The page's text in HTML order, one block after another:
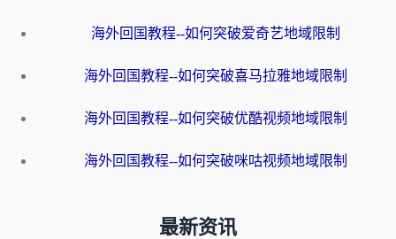
海外回国教程--如何突破爱奇艺地域限制
海外回国教程--如何突破喜马拉雅地域限制
海外回国教程--如何突破优酷视频地域限制
海外回国教程--如何突破咪咕视频地域限制
最新资讯